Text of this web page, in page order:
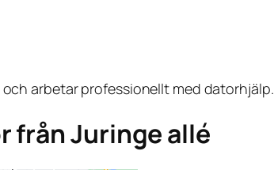
arbetar professionellt med datorhjälp.
från Juringe allé